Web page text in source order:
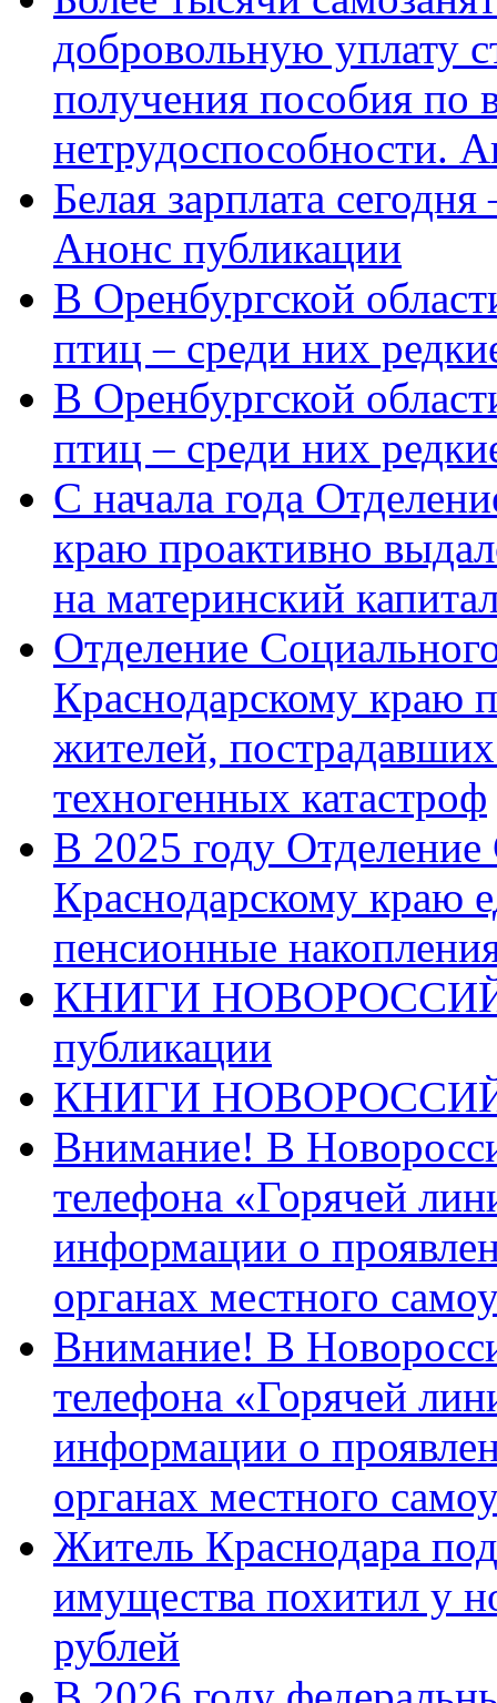
добровольную уплату
получения пособия по
нетрудоспособности.
Белая зарплата
Анонс публикации
В Оренбургской
птиц – среди них
В Оренбургской
птиц – среди них
С начала года
краю проактивно
на материнский
Отделение
Краснодарскому краю
жителей,
техногенных катастроф
В 2025 году
Краснодарскому краю
пенсионные
КНИГИ
публикации
КНИГИ
Внимание! В
телефона «Горячей
информации о
органах местного
Внимание! В
телефона «Горячей
информации о
органах местного
Житель Краснодара
имущества похитил у
рублей